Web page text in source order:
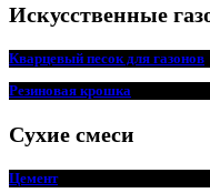
Искусственные
Кварцевый песок для газонов
Резиновая крошка
Сухие смеси
Цемент